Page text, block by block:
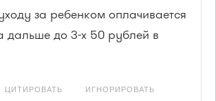
за ребенком оплачивается
дальше до 3-х 50 рублей в
ЦИТИРОВАТЬ ИГНОРИРОВАТЬ